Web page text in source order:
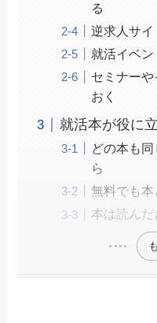
る
逆求人サイ
就活イベ
セミナー
おく
就活本が役に
どの本も
ら
無料でも
本は読ん